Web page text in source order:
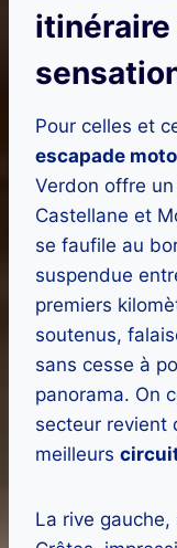
Pour celles et
escapade moto
Verdon offre
Castellane et
se faufile au
suspendue
premiers
soutenus,
sans cesse à
panorama. On
secteur revient
meilleurs
La rive